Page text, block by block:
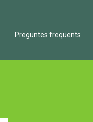
Preguntes freqüents